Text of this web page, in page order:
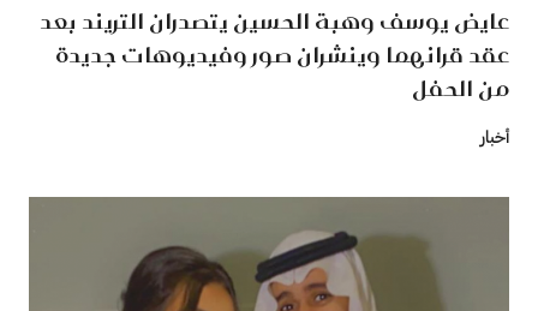
عايض يوسف وهبة الحسين يتصدران التريند بعد
عقد قرانهما وينشران صور وفيديوهات جديدة
من الحفل
أخبار